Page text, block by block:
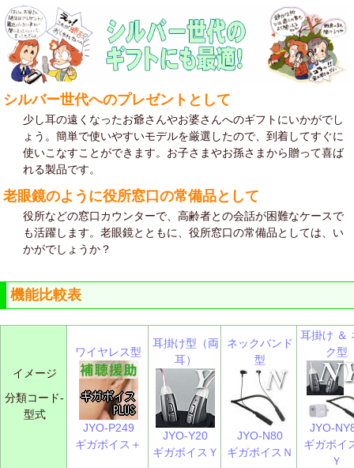
シルバー世代へのプレゼントとして
少し耳の遠くなったお爺さんやお婆さんへのギフトにいかがでし
ょう。簡単で使いやすいモデルを厳選したので、到着してすぐに
使いこなすことができます。お子さまやお孫さまから贈って喜ば
れる製品です。
老眼鏡のように役所窓口の常備品として
役所などの窓口カウンターで、高齢者との会話が困難なケースで
も活躍します。老眼鏡とともに、役所窓口の常備品としては、い
かがでしょうか？
機能比較表
イメージ
分類コード-
型式
ワイヤレス型
JYO-P249
ギガボイス＋
耳掛け型（両
耳）
JYO-Y20
ギガボイスＹ
ネックバンド
型
JYO-N80
ギガボイスＮ
耳掛け ＆
ク型
JYO-
ギガボイ
Ｙ